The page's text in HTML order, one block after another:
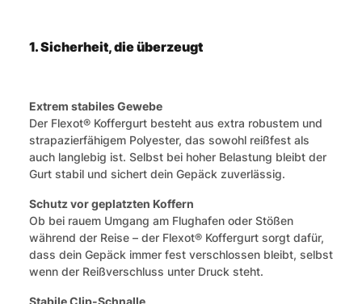
1. Sicherheit, die überzeugt
Extrem stabiles Gewebe
Der Flexot® Koffergurt besteht aus extra robustem und
strapazierfähigem Polyester, das sowohl reißfest als
auch langlebig ist. Selbst bei hoher Belastung bleibt der
Gurt stabil und sichert dein Gepäck zuverlässig.
Schutz vor geplatzten Koffern
Ob bei rauem Umgang am Flughafen oder Stößen
während der Reise – der Flexot® Koffergurt sorgt dafür,
dass dein Gepäck immer fest verschlossen bleibt, selbst
wenn der Reißverschluss unter Druck steht.